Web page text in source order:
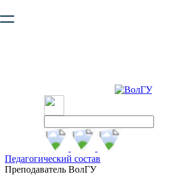
безопасную работу с сайтом. Пожалуйста
Педагогический состав
Преподаватель ВолГУ